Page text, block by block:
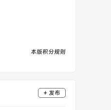
本版积分规则
+ 发布